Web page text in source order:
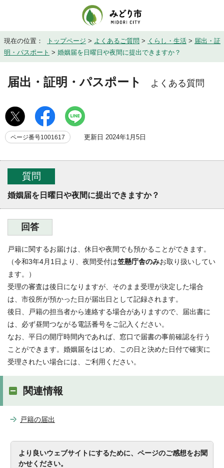
現在の位置： トップページ > よくあるご質問 > くらし・生活 > 届出・証
明・パスポート > 婚姻届を日曜日や夜間に提出できますか？
届出・証明・パスポート よくある質問
ページ番号1001617 更新日 2024年1月5日
質問
婚姻届を日曜日や夜間に提出できますか？
回答
戸籍に関するお届けは、休日や夜間でも預かることができます。
（令和3年4月1日より、夜間受付は笠懸庁舎のみお取り扱いしてい
ます。）
受理の審査は後日になりますが、そのまま受理が決定した場合
は、市役所が預かった日が届出日として記録されます。
後日、戸籍の担当者から連絡する場合がありますので、届出書に
は、必ず昼間つながる電話番号をご記入ください。
なお、平日の開庁時間内であれば、窓口で届書の事前確認を行う
ことができます。婚姻届をはじめ、この日と決めた日付で確実に
受理されたい場合には、ご利用ください。
関連情報
戸籍の届出
より良いウェブサイトにするために、ページのご感想をお聞
かせください。